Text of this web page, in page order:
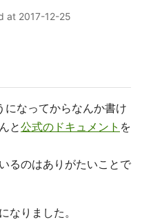
at 2017-12-25
なってからなんか書け
と公式のドキュメント を
るのはありがたいことで
なりました。